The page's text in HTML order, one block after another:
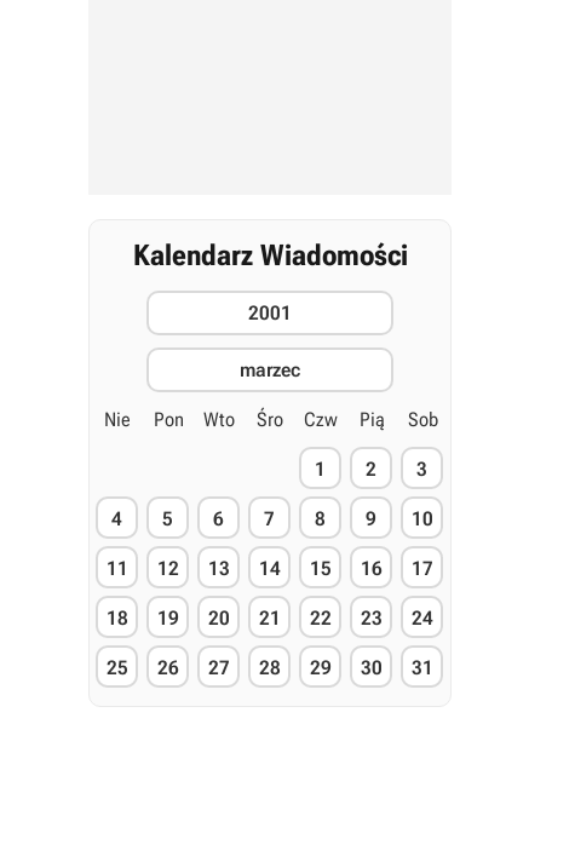
Kalendarz Wiadomości
2001
marzec
Nie Pon Wto Śro Czw Pią Sob
1 2 3
4 5 6 7 8 9 10
11 12 13 14 15 16 17
18 19 20 21 22 23 24
25 26 27 28 29 30 31